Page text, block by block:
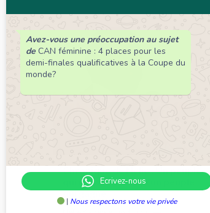
Chronique de Nelie : Un peuple
qui résiste est déjà un peuple
qui gagne
Avez-vous une préoccupation au sujet
de CAN féminine : 4 places pour les
demi-finales qualificatives à la Coupe du
monde?
Ecrivez-nous
| Nous respectons votre vie privée